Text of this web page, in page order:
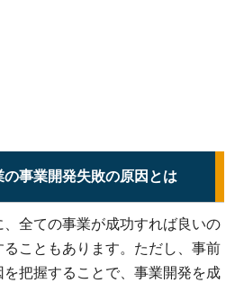
事業開発失敗の原因とは
全ての事業が成功すれば良いの
こともあります。ただし、事前
把握することで、事業開発を成